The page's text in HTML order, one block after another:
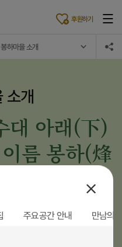
후원하기
봉하마을 소개
소개
대 아래(下)
름 봉하(烽
물려주고 싶었던 대통령의 꿈
으로 마을을 잘 가꾸어
주요공간 안내 만남의